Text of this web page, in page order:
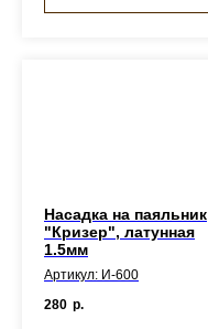
Насадка на паяльник
"Кризер", латунная
1.5мм
Артикул: И-600
280 р.